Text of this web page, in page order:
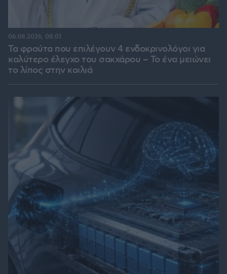
Τα φρούτα που επιλέγουν 4 ενδοκρινολόγοι για
καλύτερο έλεγχο του σακχάρου – Το ένα μειώνει
το λίπος στην κοιλιά
06.08.2026, 08:01